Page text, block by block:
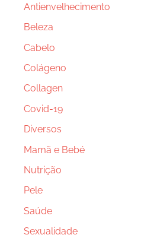
Antienvelhecimento
Beleza
Cabelo
Colágeno
Collagen
Covid-19
Diversos
Mamã e Bebé
Nutrição
Pele
Saúde
Sexualidade